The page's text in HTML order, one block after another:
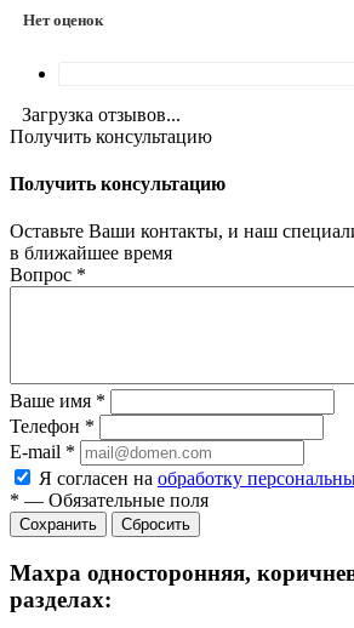
Нет оценок
Загрузка отзывов...
Получить консультацию
Получить консультацию
Оставьте Ваши контакты, и наш
в ближайшее время
Вопрос *
Ваше имя *
Телефон *
E-mail *
Я согласен на обработку
* — Обязательные поля
Сбросить
Махра односторонняя,
разделах: